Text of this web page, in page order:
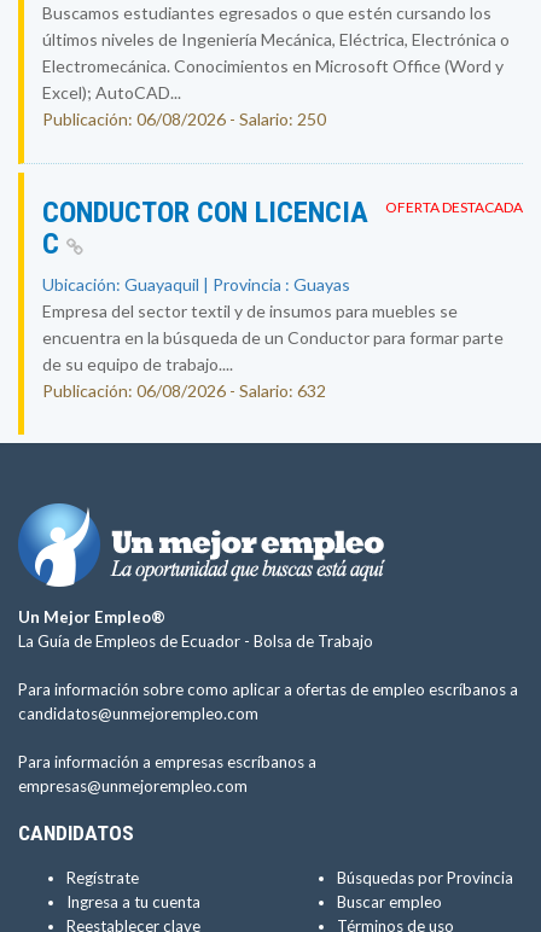
Buscamos estudiantes egresados o que estén cursando los
últimos niveles de Ingeniería Mecánica, Eléctrica, Electrónica o
Electromecánica. Conocimientos en Microsoft Office (Word y
Excel); AutoCAD...
Publicación: 06/08/2026 - Salario: 250
OFERTA DESTACADA
CONDUCTOR CON LICENCIA
C
Ubicación: Guayaquil | Provincia : Guayas
Empresa del sector textil y de insumos para muebles se
encuentra en la búsqueda de un Conductor para formar parte
de su equipo de trabajo....
Publicación: 06/08/2026 - Salario: 632
Un Mejor Empleo®
La Guía de Empleos de Ecuador - Bolsa de Trabajo
Para información sobre como aplicar a ofertas de empleo escríbanos a
candidatos@unmejorempleo.com
Para información a empresas escríbanos a
empresas@unmejorempleo.com
CANDIDATOS
Regístrate
Ingresa a tu cuenta
Reestablecer clave
Búsquedas por Provincia
Buscar empleo
Términos de uso